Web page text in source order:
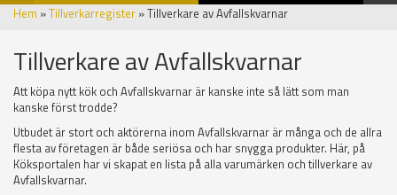
Hem »Tillverkarregister » Tillverkare av Avfallskvarnar
Tillverkare av Avfallskvarnar
Att köpa nytt kök och Avfallskvarnar är kanske inte så lätt som man
kanske först trodde?
Utbudet är stort och aktörerna inom Avfallskvarnar är många och de allra
flesta av företagen är både seriösa och har snygga produkter. Här, på
Köksportalen har vi skapat en lista på alla varumärken och tillverkare av
Avfallskvarnar.